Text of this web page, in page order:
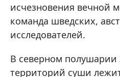
исчезновения вечной
команда шведских,
исследователей.
В северном полушарии
территорий суши